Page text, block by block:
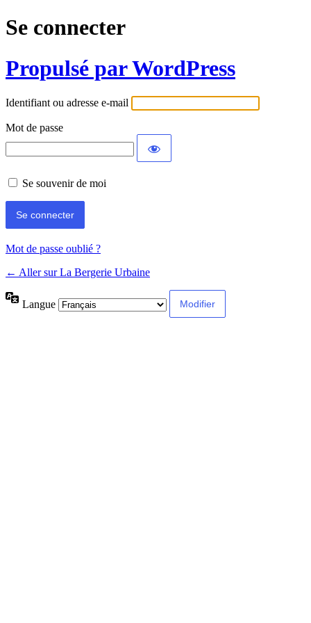
Se connecter
Propulsé par WordPress
Identifiant ou adresse e-mail
Mot de passe
Se souvenir de moi
Mot de passe oublié ?
← Aller sur La Bergerie Urbaine
Langue